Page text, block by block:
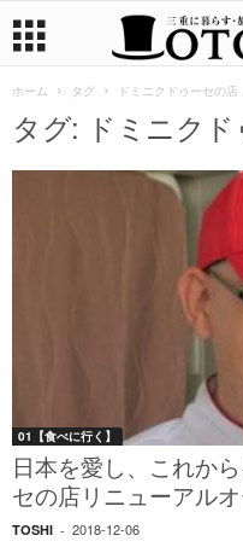
ホーム タグ ドミニクドゥーセの店
タグ: ドミニク
01【食べに行く】
日本を愛し、これか
セの店リニューアル
TOSHI - 2018-12-06